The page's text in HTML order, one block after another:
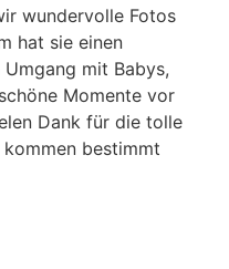
wundervolle Fotos
hat sie einen
mit Babys,
Momente vor
Dank für die tolle
bestimmt